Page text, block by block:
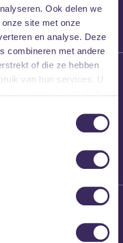
Ook delen we
site met onze
en analyse. Deze
combineren met andere
of die ze hebben
van hun services. U
maart 2026
Blog: High
Vanneste